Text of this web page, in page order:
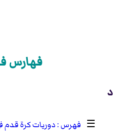
فهارس
د
☰ دوريات كرة قدم